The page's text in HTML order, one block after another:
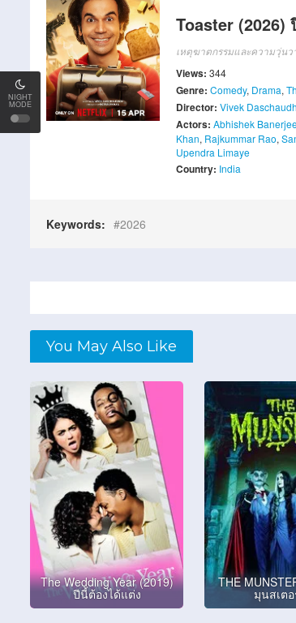
NIGHT
MODE
Toaster (2026)
เหตุฆาตกรรมและความวุ่น
Views: 344
Genre: Comedy, Drama,
Director: Vivek
Actors: Abhishek
Khan, Rajkummar Rao,
Upendra Limaye
Country: India
Keywords: 2026
You May Also Like
The Wedding Year (2019)
ปีนี้ต้องได้แต่ง
THE
มุนสเต